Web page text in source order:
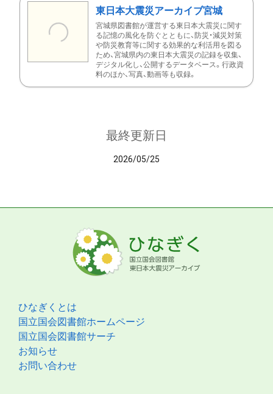
東日本大震災アーカイブ宮城
宮城県図書館が運営する東日本大震災に関す
る記憶の風化を防ぐとともに、防災・減災対策
や防災教育等に関する効果的な利活用を図る
ため、宮城県内の東日本大震災の記録を収集、
デジタル化し、公開するデータベース。行政資
料のほか、写真、動画等も収録。
最終更新日
2026/05/25
ひなぎくとは
国立国会図書館ホームページ
国立国会図書館サーチ
お知らせ
お問い合わせ